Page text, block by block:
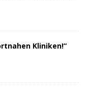
Kliniken!“